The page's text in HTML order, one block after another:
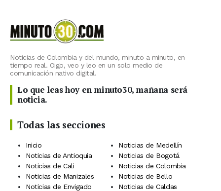
Noticias de Colombia y del mundo, minuto a minuto, en
tiempo real. Oigo, veo y leo en un solo medio de
comunicación nativo digital.
Lo que leas hoy en minuto30, mañana será
noticia.
Todas las secciones
Inicio
Noticias de Medellín
Noticias de Antioquia
Noticias de Bogotá
Noticias de Cali
Noticias de Colombia
Noticias de Manizales
Noticias de Bello
Noticias de Envigado
Noticias de Caldas